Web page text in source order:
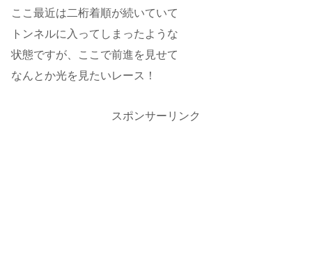
ここ最近は二桁着順が続いていて
トンネルに入ってしまったような
状態ですが、ここで前進を見せて
なんとか光を見たいレース！
スポンサーリンク